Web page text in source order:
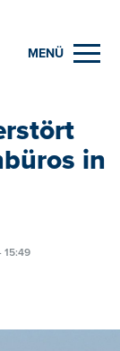
MENÜ
in
15:49